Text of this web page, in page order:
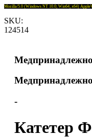
Mozilla/5.0 (Windows NT 10.0; Win64; x64)
SKU:
124514
-
Катетер